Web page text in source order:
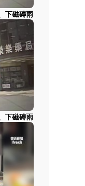
下磁磚雨
下磁磚雨